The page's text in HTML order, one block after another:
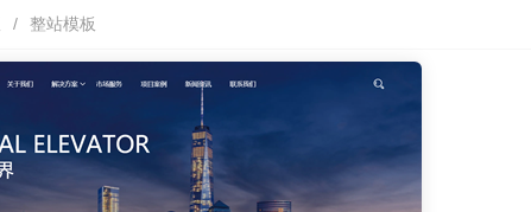
/ 整站模板